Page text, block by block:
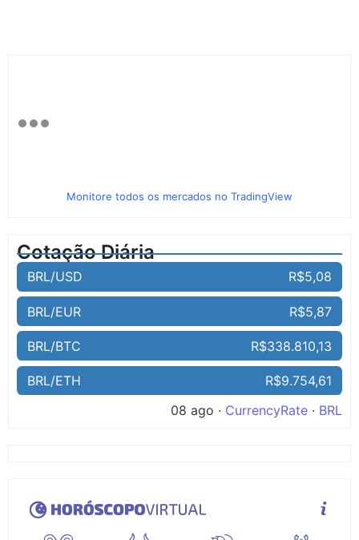
Monitore todos os mercados no TradingView
Cotação Diária
BRL/USD R$5,08
BRL/EUR R$5,87
BRL/BTC R$338.810,13
BRL/ETH
R$9.754,61
08 ago · CurrencyRate · BRL